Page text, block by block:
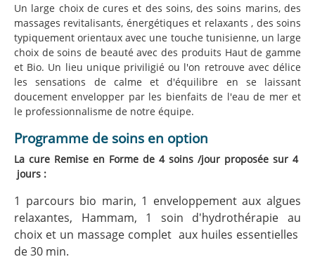
Un large choix de cures et des soins, des soins marins, des
massages revitalisants, énergétiques et relaxants , des soins
typiquement orientaux avec une touche tunisienne, un large
choix de soins de beauté avec des produits Haut de gamme
et Bio. Un lieu unique priviligié ou l'on retrouve avec délice
les sensations de calme et d'équilibre en se laissant
doucement envelopper par les bienfaits de l'eau de mer et
le professionnalisme de notre équipe.
Programme de soins en option
La cure Remise en Forme de 4 soins /jour proposée sur 4
jours :
1 parcours bio marin, 1 enveloppement aux algues
relaxantes, Hammam, 1 soin d'hydrothérapie au
choix et un massage complet aux huiles essentielles
de 30 min.